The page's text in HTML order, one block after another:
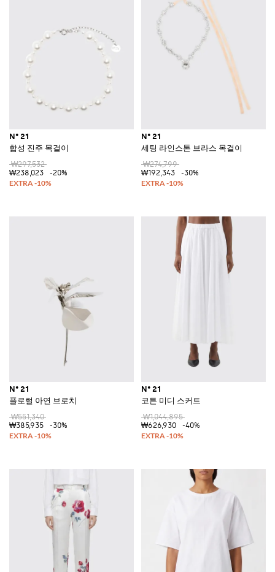
N° 21
합성 진주 목걸이
₩297,532
₩238,023
-20%
N° 21
세팅 라인스톤 브라스 목걸이
₩274,799
₩192,343
-30%
N° 21
플로럴 아연 브로치
₩551,340
₩385,935
-30%
N° 21
코튼 미디 스커트
₩1,044,895
₩626,930
-40%